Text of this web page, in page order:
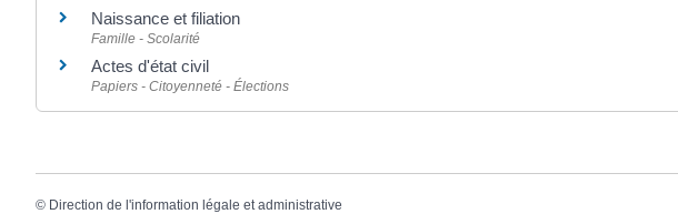
Naissance et filiation
Famille - Scolarité
Actes d'état civil
Papiers - Citoyenneté - Élections
© Direction de l'information légale et administrative